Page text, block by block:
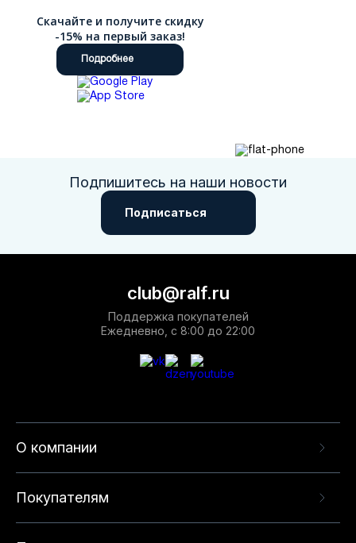
Скачайте и получите скидку
-15% на первый заказ!
Подробнее
Подпишитесь на наши новости
Подписаться
О компании
Покупателям
club@ralf.ru
Поддержка покупателей
Ежедневно, с 8:00 до 22:00